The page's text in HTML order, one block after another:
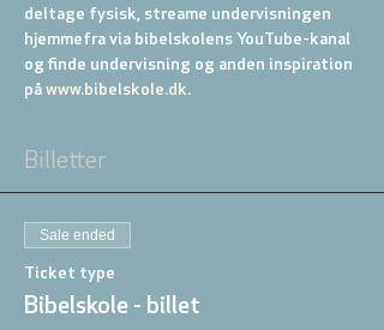
deltage fysisk, streame undervisningen
hjemmefra via bibelskolens YouTube-kanal
og finde undervisning og anden inspiration
på www.bibelskole.dk.
Billetter
Sale ended
Ticket type
Bibelskole - billet